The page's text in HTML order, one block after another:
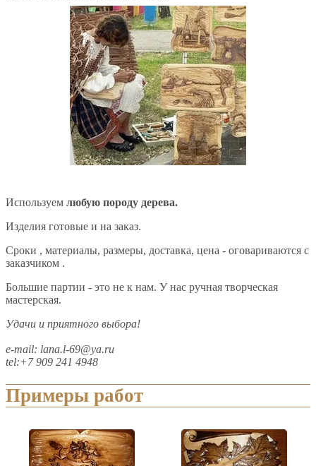
Используем любую породу дерева.
Изделия готовые и на заказ.
Сроки , материалы, размеры, доставка, цена - оговариваются с
заказчиком .
Большие партии - это не к нам. У нас ручная творческая
мастерская.
Удачи и приятного выбора!
e-mail: lana.l-69@ya.ru
tel:+7 909 241 4948
Примеры работ